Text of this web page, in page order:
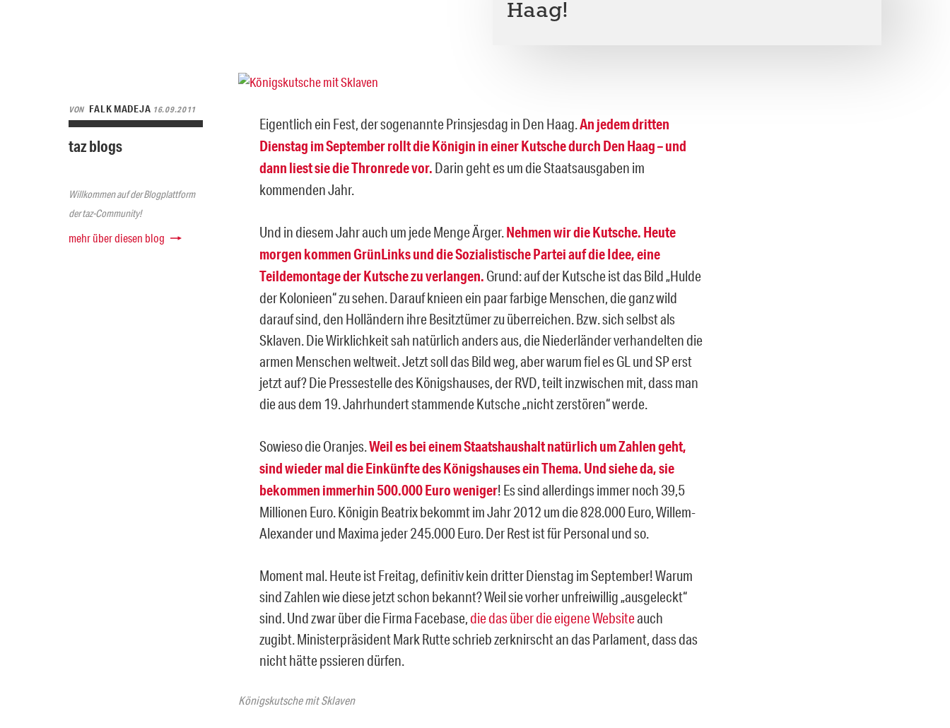
Haag!
VON FALK MADEJA 16.09.2011
taz blogs
Willkommen auf der Blogplattform
der taz-Community!
mehr über diesen blog
Königskutsche mit Sklaven
Eigentlich ein Fest, der sogenannte Prinsjesdag in Den Haag.An jedem dritten
Dienstag im September rollt die Königin in einer Kutsche durch Den Haag – und
dann liest sie die Thronrede vor. Darin geht es um die Staatsausgaben im
kommenden Jahr.
Und in diesem Jahr auch um jede Menge Ärger.Nehmen wir die Kutsche. Heute
morgen kommen GrünLinks und die Sozialistische Partei auf die Idee, eine
Teildemontage der Kutsche zu verlangen. Grund: auf der Kutsche ist das Bild „Hulde
der Kolonieen“ zu sehen. Darauf knieen ein paar farbige Menschen, die ganz wild
darauf sind, den Holländern ihre Besitztümer zu überreichen. Bzw. sich selbst als
Sklaven. Die Wirklichkeit sah natürlich anders aus, die Niederländer verhandelten die
armen Menschen weltweit. Jetzt soll das Bild weg, aber warum fiel es GL und SP erst
jetzt auf? Die Pressestelle des Königshauses, der RVD, teilt inzwischen mit, dass man
die aus dem 19. Jahrhundert stammende Kutsche „nicht zerstören“ werde.
Sowieso die Oranjes.Weil es bei einem Staatshaushalt natürlich um Zahlen geht,
sind wieder mal die Einkünfte des Königshauses ein Thema. Und siehe da, sie
bekommen immerhin 500.000 Euro weniger! Es sind allerdings immer noch 39,5
Millionen Euro. Königin Beatrix bekommt im Jahr 2012 um die 828.000 Euro, Willem-
Alexander und Maxima jeder 245.000 Euro. Der Rest ist für Personal und so.
Moment mal. Heute ist Freitag, definitiv kein dritter Dienstag im September! Warum
sind Zahlen wie diese jetzt schon bekannt? Weil sie vorher unfreiwillig „ausgeleckt“
sind. Und zwar über die Firma Facebase,die das über die eigene Websiteauch
zugibt. Ministerpräsident Mark Rutte schrieb zerknirscht an das Parlament, dass das
nicht hätte pssieren dürfen.